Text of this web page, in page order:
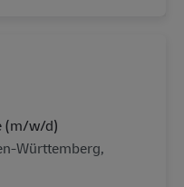
(m/w/d)
Württemberg,